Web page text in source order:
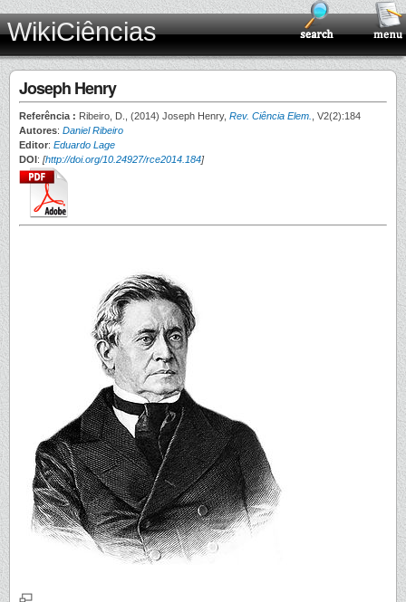
WikiCiências
Joseph Henry
Referência : Ribeiro, D., (2014) Joseph Henry, Rev. Ciência Elem.
, V2(2):184
Autores: Daniel Ribeiro
Editor: Eduardo Lage
DOI: [http://doi.org/10.24927/rce2014.184]